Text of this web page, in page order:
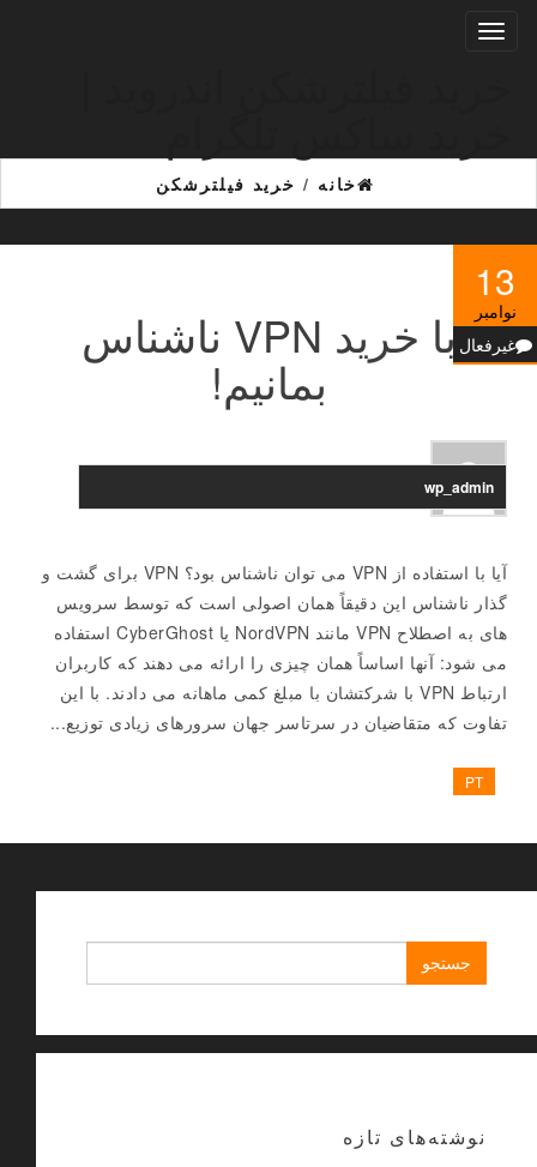
تغییر
خانه/ خرید فیلترشکن
13
نوامبر
غیرفعال
با خرید VPN ناشناس
بمانیم!
wp_admin
آیا با استفاده از VPN می توان ناشناس بود؟ VPN برای گشت و
گذار ناشناس این دقیقاً همان اصولی است که توسط سرویس
های به اصطلاح VPN مانند NordVPN یا CyberGhost استفاده
می شود: آنها اساساً همان چیزی را ارائه می دهند که کاربران
ارتباط VPN با شرکتشان با مبلغ کمی ماهانه می دادند. با این
تفاوت که متقاضیان در سرتاسر جهان سرورهای زیادی توزیع...
PT
برای:
نوشته‌های تازه